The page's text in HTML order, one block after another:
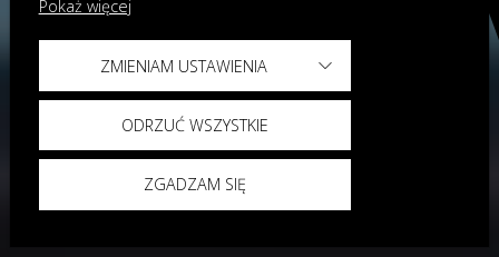
Pokaż więcej
ZMIENIAM USTAWIENIA
ODRZUĆ WSZYSTKIE
ZGADZAM SIĘ